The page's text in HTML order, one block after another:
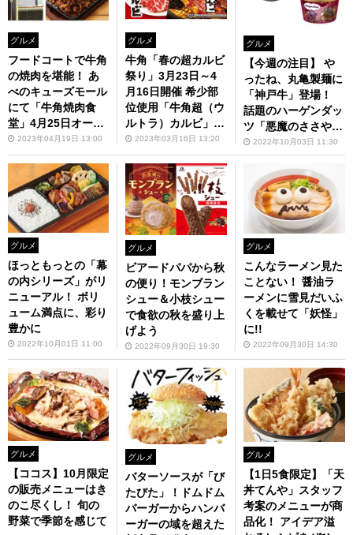
グルメ
フードコートで牛角
の焼肉を堪能！ あ
べのキューズモール
にて「牛角焼肉食
堂」4月25日オープ
ン2023年04月19日 13:00
グルメ
牛角「春の超カルビ
祭り」3月23日～4
月16日開催 希少部
位使用「牛角超（ウ
ルトラ）カルビ」も
注文可能
2023年03月16日 13:20
グルメ
【今週の注目】 や
ったね、丸亀製麺に
「神戸牛」登場！
話題のハーゲンダッ
ツ「悪魔のささや
き」がついにお目見
え
2022年10月03日 11:30
グルメ
ほっともっとの「幕
の内シリーズ」がリ
ニューアル！ ボリ
ューム満点に、彩り
豊かに
2022年10月01日 11:00
グルメ
ビアードパパから秋
の便り！モンブラン
シュー＆小枝シュー
で食欲の秋を盛り上
げよう
2022年09月30日 19:30
グルメ
こんなラーメン見た
ことない！ 醤油ラ
ーメンに雪見だいふ
くを載せて「妖怪」
に!!
2022年09月30日 14:30
グルメ
【ココス】10月限定
の販売メニューはき
のこ尽くし！ 旬の
野菜で季節を感じて
グルメ
バターソースが「び
たびた」！ドムドム
バーガーからハンバ
ーガーの域を超えた
グルメ
【1日5食限定】「天
丼てんや」スタッフ
考案のメニューが商
品化！ アイデア溢